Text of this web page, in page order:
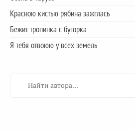
Красною кистью рябина зажглась
Бежит тропинка с бугорка
Я тебя отвоюю у всех земель